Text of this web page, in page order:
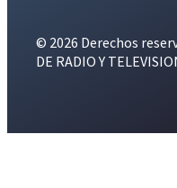
© 2026 Derechos
DE RADIO Y